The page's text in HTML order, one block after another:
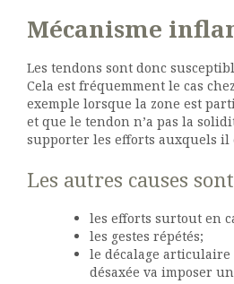
Mécanisme
Les tendons sont donc
Cela est fréquemment le cas
exemple lorsque la zone est
et que le tendon n’a pas la
supporter les efforts auxquels il
Les autres causes
les efforts surtout en
les gestes répétés;
le décalage
désaxée va imposer